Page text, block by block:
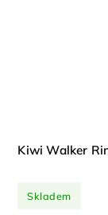
Kiwi Walker
Skladem